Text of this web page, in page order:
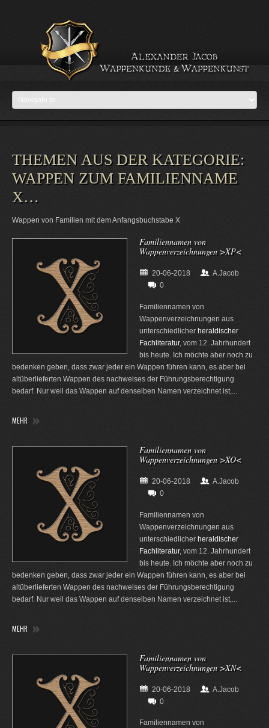
THEMEN AUS DER KATEGORIE:
WAPPEN ZUM FAMILIENNAME
X…
Wappen von Familien mit dem Anfangsbuchstabe X
Familiennamen von
Wappenverzeichnungen >XP<
20-06-2018
A.Jacob
0
Familiennamen von
Wappenverzeichnungen aus
unterschiedlicher heraldischer
Fachliteratur, vom 12. Jahrhundert
bis heute. Ich möchte aber noch zu
bedenken geben, dass zwar jeder ein Wappen führen kann, es aber bei
altüberlieferten Wappen des nachweises der Führungsberechtigung
bedarf. Nur weil das Wappen auf denselben Namen verzeichnet ist,...
MEHR
Familiennamen von
Wappenverzeichnungen >XO<
20-06-2018
A.Jacob
0
Familiennamen von
Wappenverzeichnungen aus
unterschiedlicher heraldischer
Fachliteratur, vom 12. Jahrhundert
bis heute. Ich möchte aber noch zu
bedenken geben, dass zwar jeder ein Wappen führen kann, es aber bei
altüberlieferten Wappen des nachweises der Führungsberechtigung
bedarf. Nur weil das Wappen auf denselben Namen verzeichnet ist,...
MEHR
Familiennamen von
Wappenverzeichnungen >XN<
20-06-2018
A.Jacob
0
Familiennamen von